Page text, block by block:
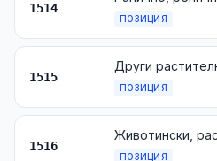
1514
ПОЗИЦИЯ
1515
ПОЗИЦИЯ
1516
ПОЗИЦИЯ